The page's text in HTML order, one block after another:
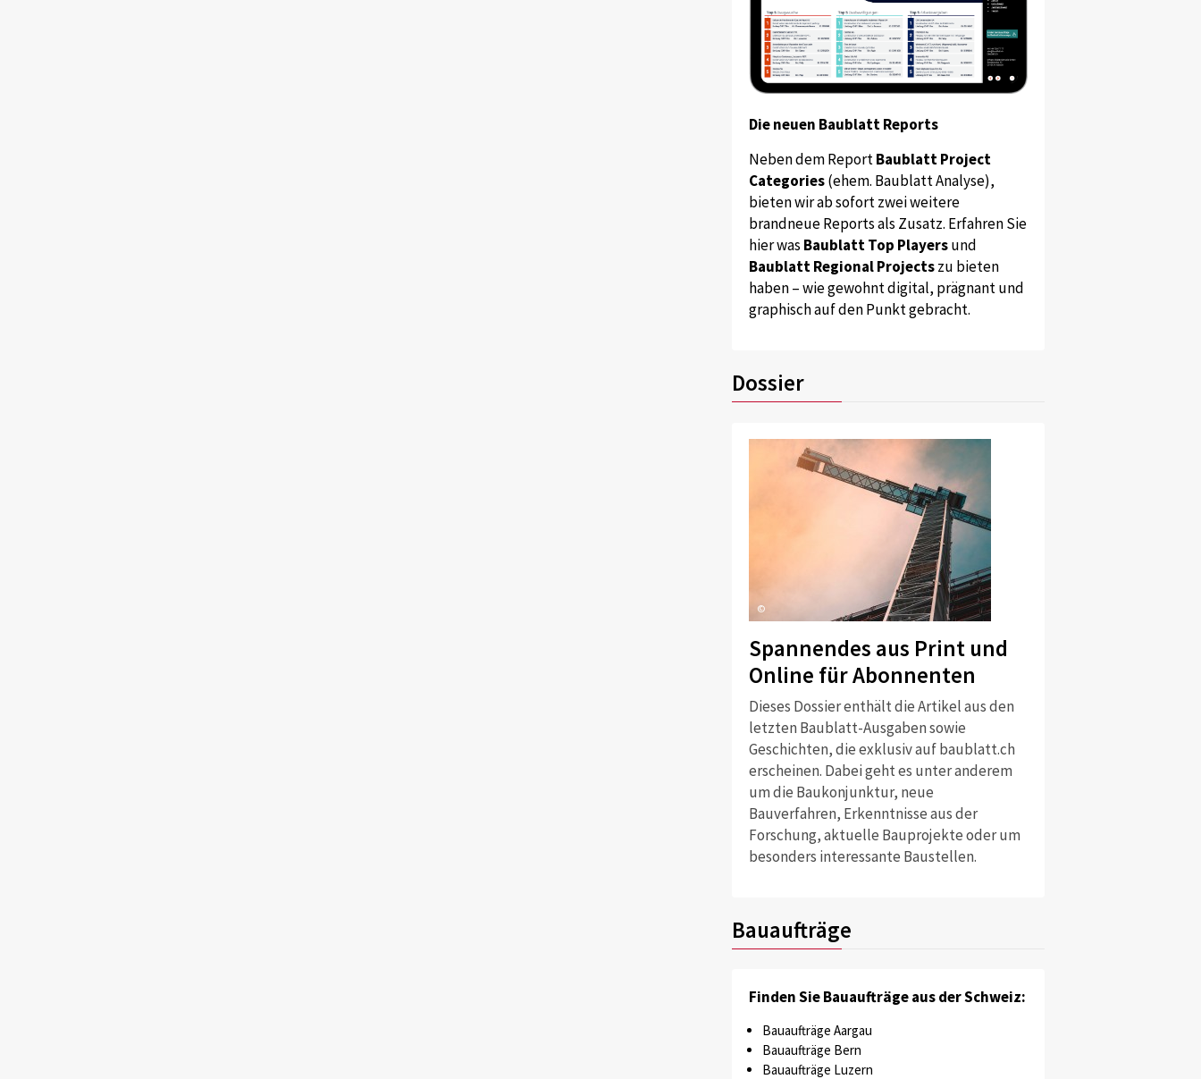
Die neuen Baublatt Reports
Neben dem ReportBaublatt Project
Categories(ehem. Baublatt Analyse),
bieten wir ab sofort zwei weitere
brandneue Reports als Zusatz. Erfahren Sie
hier was Baublatt Top Playersund
Baublatt Regional Projectszu bieten
haben – wie gewohnt digital, prägnant und
graphisch auf den Punkt gebracht.
Dossier
©
Spannendes aus Print und
Online für Abonnenten
Dieses Dossier enthält die Artikel aus den
letzten Baublatt-Ausgaben sowie
Geschichten, die exklusiv auf baublatt.ch
erscheinen. Dabei geht es unter anderem
um die Baukonjunktur, neue
Bauverfahren, Erkenntnisse aus der
Forschung, aktuelle Bauprojekte oder um
besonders interessante Baustellen.
Bauaufträge
Finden Sie Bauaufträge aus der Schweiz:
Bauaufträge Aargau
Bauaufträge Bern
Bauaufträge Luzern